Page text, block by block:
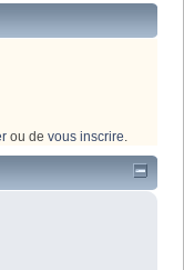
ou de vous inscrire.